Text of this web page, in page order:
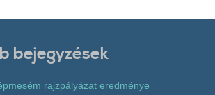
bejegyzések
rajzpályázat eredménye